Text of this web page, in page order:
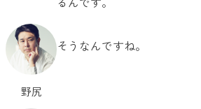
野尻
そうなんですね。